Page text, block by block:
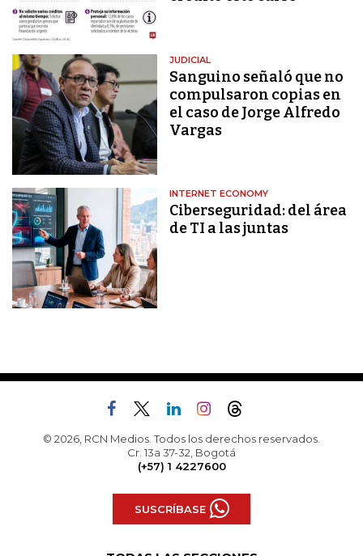
JUDICIAL
Sanguino señaló que no
compulsaron copias en
el caso de Jorge Alfredo
Vargas
INTERNET ECONOMY
Ciberseguridad: del área
de TI a las juntas
© 2026, RCN Medios. Todos los derechos reservados.
Cr. 13a 37-32, Bogotá
(+57) 1 4227600
SUSCRÍBASE